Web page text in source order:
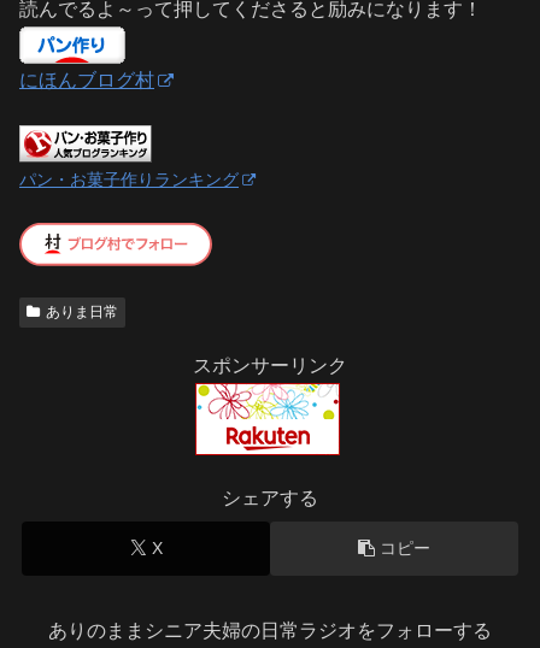
読んでるよ～って押してくださると励みになります！
にほんブログ村
パン・お菓子作りランキング
ありま日常
スポンサーリンク
シェアする
X コピー
ありのままシニア夫婦の日常ラジオをフォローする